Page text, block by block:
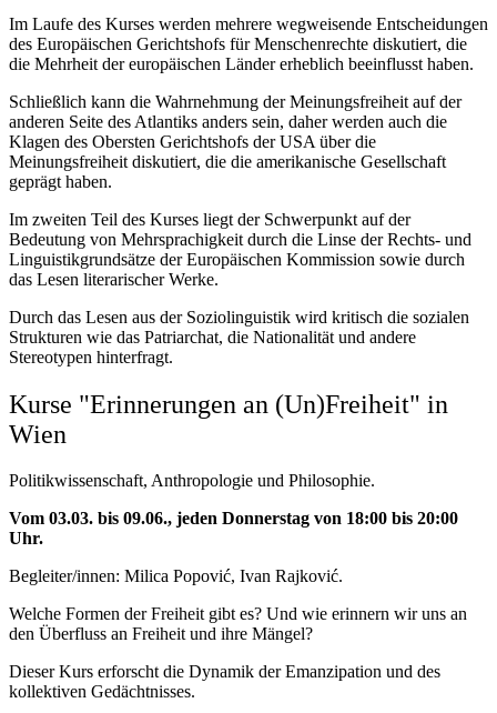
Im Laufe des Kurses werden mehrere wegweisende Entscheidungen
des Europäischen Gerichtshofs für Menschenrechte diskutiert, die
die Mehrheit der europäischen Länder erheblich beeinflusst haben.
Schließlich kann die Wahrnehmung der Meinungsfreiheit auf der
anderen Seite des Atlantiks anders sein, daher werden auch die
Klagen des Obersten Gerichtshofs der USA über die
Meinungsfreiheit diskutiert, die die amerikanische Gesellschaft
geprägt haben.
Im zweiten Teil des Kurses liegt der Schwerpunkt auf der
Bedeutung von Mehrsprachigkeit durch die Linse der Rechts- und
Linguistikgrundsätze der Europäischen Kommission sowie durch
das Lesen literarischer Werke.
Durch das Lesen aus der Soziolinguistik wird kritisch die sozialen
Strukturen wie das Patriarchat, die Nationalität und andere
Stereotypen hinterfragt.
Kurse "Erinnerungen an (Un)Freiheit" in
Wien
Politikwissenschaft, Anthropologie und Philosophie.
Vom 03.03. bis 09.06., jeden Donnerstag von 18:00 bis 20:00
Uhr.
Begleiter/innen: Milica Popović, Ivan Rajković.
Welche Formen der Freiheit gibt es? Und wie erinnern wir uns an
den Überfluss an Freiheit und ihre Mängel?
Dieser Kurs erforscht die Dynamik der Emanzipation und des
kollektiven Gedächtnisses.